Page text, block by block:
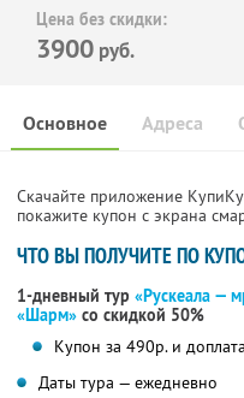
Цена без скидки:
3900 руб.
Основное Адреса
Скачайте приложение
покажите купон с экрана
ЧТО ВЫ ПОЛУЧИТЕ ПО
1-дневный тур «Рускеала —
«Шарм» со скидкой 50%
Купон за 490р. и
Даты тура — ежедневно